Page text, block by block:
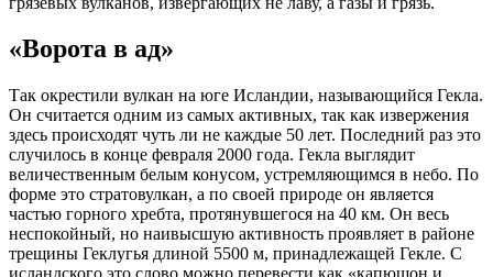
«Ворота в ад»
Так окрестили вулкан на юге Исландии, называющийся Гекла.
Он считается одним из самых активных, так как извержения
здесь происходят чуть ли не каждые 50 лет. Последний раз это
случилось в конце февраля 2000 года. Гекла выглядит
величественным белым конусом, устремляющимся в небо. По
форме это стратовулкан, а по своей природе он является
частью горного хребта, протянувшегося на 40 км. Он весь
неспокойный, но наивысшую активность проявляет в районе
трещины Геклугья длиной 5500 м, принадлежащей Гекле. С